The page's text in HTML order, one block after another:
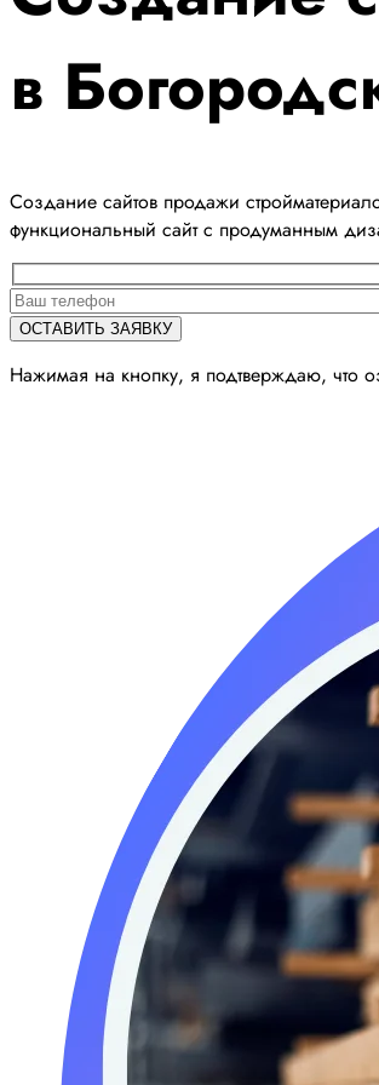
в
Создание сайтов продажи
функциональный сайт с продуманным
Нажимая на кнопку, я подтверждаю, что